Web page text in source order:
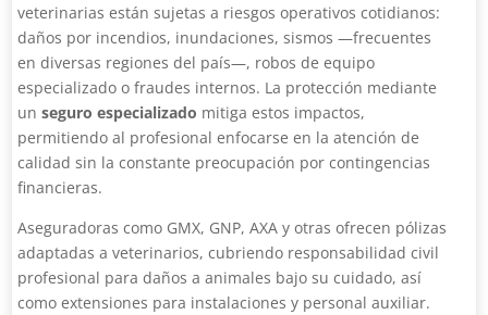
veterinarias están sujetas a riesgos operativos cotidianos:
daños por incendios, inundaciones, sismos —frecuentes
en diversas regiones del país—, robos de equipo
especializado o fraudes internos. La protección mediante
unseguro especializado mitiga estos impactos,
permitiendo al profesional enfocarse en la atención de
calidad sin la constante preocupación por contingencias
financieras.
Aseguradoras como GMX, GNP, AXA y otras ofrecen pólizas
adaptadas a veterinarios, cubriendo responsabilidad civil
profesional para daños a animales bajo su cuidado, así
como extensiones para instalaciones y personal auxiliar.